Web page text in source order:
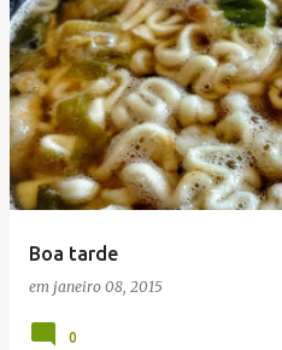
Boa tarde
em janeiro 08, 2015
0